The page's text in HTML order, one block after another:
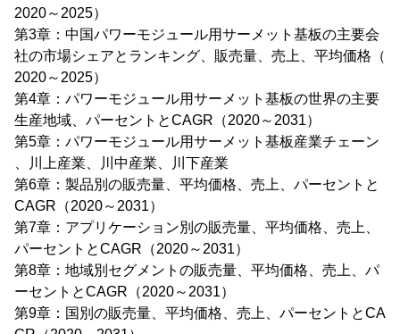
2020～2025）
第3章：中国パワーモジュール用サーメット基板の主要会
社の市場シェアとランキング、販売量、売上、平均価格（
2020～2025）
第4章：パワーモジュール用サーメット基板の世界の主要
生産地域、パーセントとCAGR（2020～2031）
第5章：パワーモジュール用サーメット基板産業チェーン
、川上産業、川中産業、川下産業
第6章：製品別の販売量、平均価格、売上、パーセントと
CAGR（2020～2031）
第7章：アプリケーション別の販売量、平均価格、売上、
パーセントとCAGR（2020～2031）
第8章：地域別セグメントの販売量、平均価格、売上、パ
ーセントとCAGR（2020～2031）
第9章：国別の販売量、平均価格、売上、パーセントとCA